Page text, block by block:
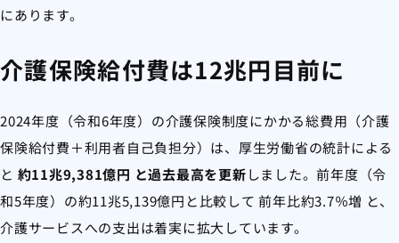
にあります。
介護保険給付費は12兆円目前に
2024年度（令和6年度）の介護保険制度にかかる総費用（介護
保険給付費＋利用者自己負担分）は、厚生労働省の統計による
と 約11兆9,381億円 と過去最高を更新しました。前年度（令
和5年度）の約11兆5,139億円と比較して 前年比約3.7％増 と、
介護サービスへの支出は着実に拡大しています。